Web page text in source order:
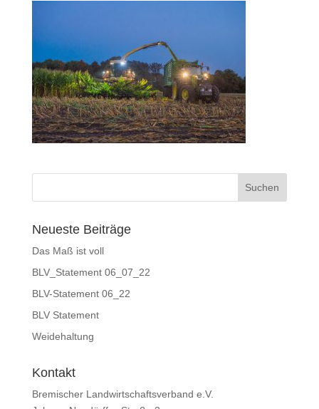
Neueste Beiträge
Das Maß ist voll
BLV_Statement 06_07_22
BLV-Statement 06_22
BLV Statement
Weidehaltung
Kontakt
Bremischer Landwirtschaftsverband e.V.